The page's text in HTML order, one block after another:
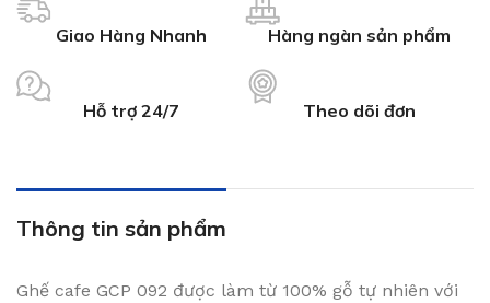
Giao Hàng Nhanh Hàng ngàn sản phẩm
Hỗ trợ 24/7 Theo dõi đơn
Thông tin sản phẩm
Ghế cafe GCP 092 được làm từ 100% gỗ tự nhiên với